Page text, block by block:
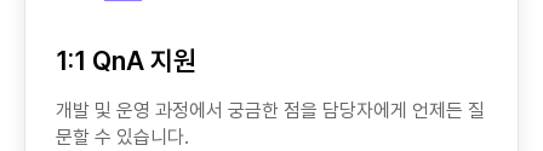
1:1 QnA 지원
개발 및 운영 과정에서 궁금한 점을 담당자에게 언제든 질
문할 수 있습니다.